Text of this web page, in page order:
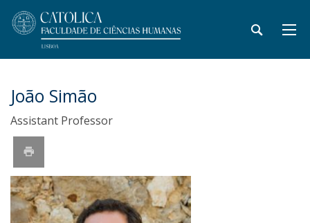
João Simão
Assistant Professor